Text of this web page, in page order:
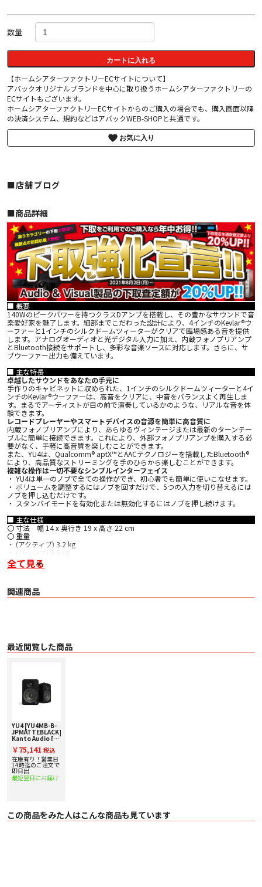
数量
カートに入れる
【ホームシアターファクトリーECサイトについて】
アバックオリジナルブランドを中心に取り扱うホームシアターファクトリーの
ECサイトもございます。
ホームシアターファクトリーECサイトからのご購入の場合でも、購入画面以降
の決済システム、規約などはアバックWEB-SHOPと共通です。
お気に入り
■店舗ブログ
■︎商品詳細
■ 概要
140Wのピークパワーを持つクラスDアンプを搭載し、その豊かなサウンドで音
楽愛好家を魅了します。細部までこだわった設計により、4インチのKevlar®ウ
ーファーと1インチのシルクドームツィーターがクリアで臨場感ある音を提供
します。アナログオーディオと光デジタル入力に加え、内蔵フォノプリアンプ
とBluetooth接続をサポートし、多彩な音楽ソースに対応します。さらに、サ
ブウーファー出力も備えています。
■ 主な特長
卓越したサウンドをあなたの手元に
手作りのキャビネットに収められた、1インチのシルクドームツィーターと4イ
ンチのKevlar®ウーファーは、高音をクリアに、中音をバランスよく再生しま
す。まるでアーティストが目の前で演奏しているかのような、リアルな音を体
験できます。
レコードプレーヤーやスマートデバイスの音源を簡単に高音質に
内蔵フォノプリアンプにより、あらゆるヴィンテージまたは最新のターンテー
ブルに簡単に接続できます。これにより、外部フォノプリアンプを購入する必
要がなく、手軽に高音質を楽しむことができます。
また、YU4は、Qualcomm® aptX™とAACテクノロジーを搭載したBluetooth®
により、高品質なストリーミングを手のひらから楽しむことができます。
複雑な操作は一切不要なシンプルインターフェイス
・ YU4は単一のノブで全ての操作ができ、初心者でも簡単に使いこなせます。
・ ボリュームを調整するにはノブを回すだけで、5つの入力を切り替えるには
ノブを押し込むだけです。
・ スタンバイモードを有効化または無効化するにはノブを押し続けます。
■ 主な仕様
〇 寸法 幅 14 x 奥行き 19 x 高さ 22 cm
〇 重量
・ (アクティブ) 3.2 kg
・ (パッシブ) 2.5 kg
・ (箱入りペア) ：7.5 kg
〇 形式 密閉型
・ ウーファー：4 インチ Kevlar®
・ 1 x 3.5 mm ミニジャック AUX
・ 1 x RCA、2×Optical
〇 入力電圧/周波数 AC100V～240V 50/60Hz
〇 待機時消費電力 < 0.5 W
〇 付属品
リモートコントローラー
・ ラバーインシュレーター x 8
・ 電源ケーブル
・ スピーカーケーブル (約5m)
・ 3.5mm オーディオケーブル (約2m)
〇保証期間 1年
全て見る
関連商品
最近閲覧した商品
YU4 [YU4MB-B-
JPMATTEBLACK]
Kanto Audio [カ
アクティブスピー
カー [ペア] 下取り
査定額20%アップ
実施中！
￥75,141 税込
在庫有り！営業日
14時迄のご注文で
即日出
最短翌日にお届け
この商品をみた人はこんな商品も見ています